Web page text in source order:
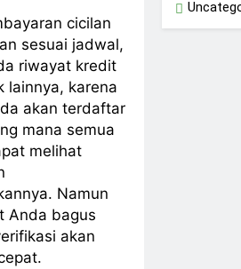
cicilan
sesuai jadwal,
riwayat kredit
lainnya, karena
akan terdaftar
mana semua
melihat
Namun
Anda bagus
akan